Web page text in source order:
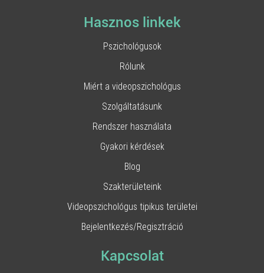
Hasznos linkek
Pszichológusok
Rólunk
Miért a videopszichológus
Szolgáltatásunk
Rendszer használata
Gyakori kérdések
Blog
Szakterületeink
Videopszichológus tipikus területei
Bejelentkezés/Regisztráció
Kapcsolat